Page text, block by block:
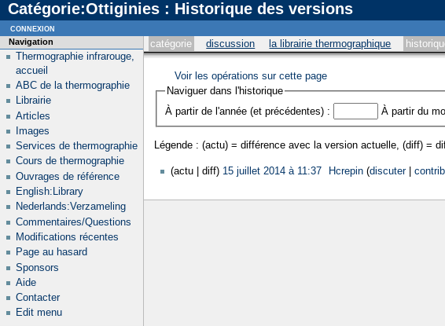
Catégorie:Ottiginies : Historique des versions
catégorie discussion la librairie thermographique
Voir les opérations sur cette page
Naviguer dans l'historique
À partir de l'année (et précédentes) :
À partir du
Légende : (actu) = différence avec la version actuelle, (diff) =
(actu | diff) 15 juillet 2014 à 11:37‎ Hcrepin (discuter|
Navigation
Thermographie infrarouge,
accueil
ABC de la thermographie
Librairie
Articles
Images
Services de thermographie
Cours de thermographie
Ouvrages de référence
English:Library
Nederlands:Verzameling
Commentaires/Questions
Modifications récentes
Page au hasard
Sponsors
Aide
Contacter
Edit menu
connexion